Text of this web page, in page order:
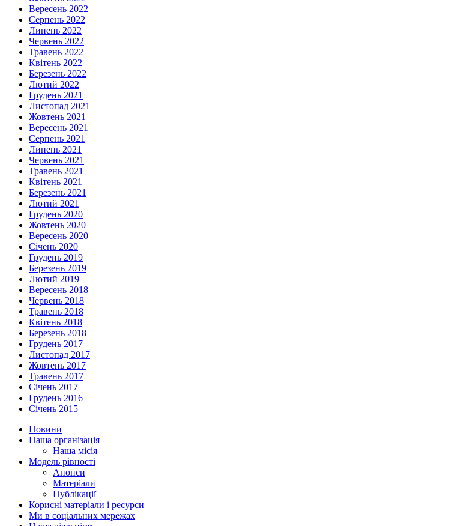
Вересень 2022
Серпень 2022
Липень 2022
Червень 2022
Травень 2022
Квітень 2022
Березень 2022
Лютий 2022
Грудень 2021
Листопад 2021
Жовтень 2021
Вересень 2021
Серпень 2021
Липень 2021
Червень 2021
Травень 2021
Квітень 2021
Березень 2021
Лютий 2021
Грудень 2020
Жовтень 2020
Вересень 2020
Січень 2020
Грудень 2019
Березень 2019
Лютий 2019
Вересень 2018
Червень 2018
Травень 2018
Квітень 2018
Березень 2018
Грудень 2017
Листопад 2017
Жовтень 2017
Травень 2017
Січень 2017
Грудень 2016
Січень 2015
Новини
Наша організація
Наша місія
Модель рівності
Анонси
Матеріали
Публікації
Корисні матеріали і ресурси
Ми в соціальних мережах